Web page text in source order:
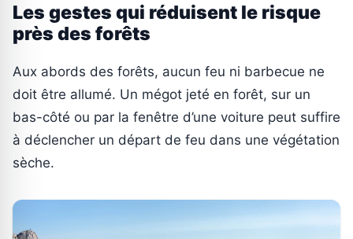
Les gestes qui réduisent le risque
près des forêts
Aux abords des forêts, aucun feu ni barbecue ne
doit être allumé. Un mégot jeté en forêt, sur un
bas-côté ou par la fenêtre d’une voiture peut suffire
à déclencher un départ de feu dans une végétation
sèche.